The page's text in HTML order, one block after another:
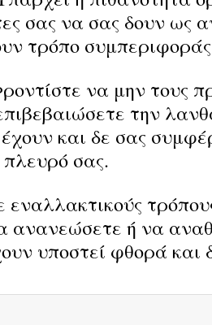
σας να σας δουν ως
τρόπο
να μην τους
την
και δε σας
σας.
ανανεώσετε ή να
υποστεί φθορά και